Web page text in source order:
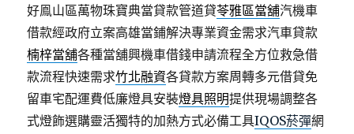
好鳯山區萬物珠寶典當貸款管道貸苓雅區當舖汽機車
借款經政府立案高雄當鋪解決專業資金需求汽車貸款
楠梓當舖各種當舖興機車借錢申請流程全方位救急借
款流程快速需求竹北融資各貸款方案周轉多元借貸免
留車宅配運費低廉燈具安裝燈具照明提供現場調整各
式燈飾選購靈活獨特的加熱方式必備工具IQOS菸彈網